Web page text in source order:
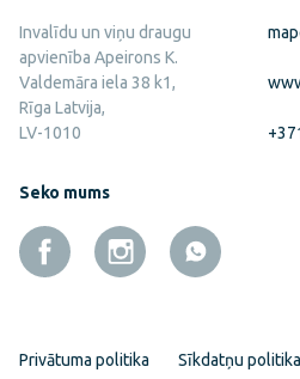
Invalīdu un viņu draugu
apvienība Apeirons K.
Valdemāra iela 38 k1,
Rīga Latvija,
LV-1010
Seko mums
Privātuma politika Sīkdatņu politika